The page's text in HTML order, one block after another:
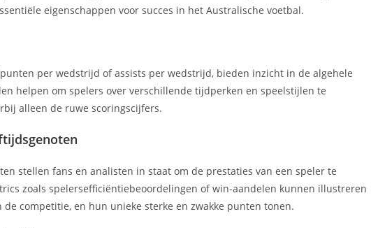
eigenschappen voor succes in het Australische voetbal.
per wedstrijd of assists per wedstrijd, bieden inzicht in de algehele
helpen om spelers over verschillende tijdperken en speelstijlen te
alleen de ruwe scoringscijfers.
stellen fans en analisten in staat om de prestaties van een speler te
zoals spelersefficiëntiebeoordelingen of win-aandelen kunnen illustreren
competitie, en hun unieke sterke en zwakke punten tonen.